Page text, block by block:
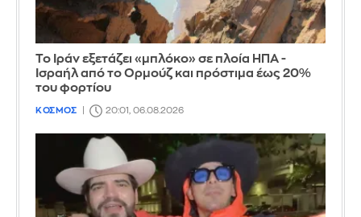
Το Ιράν εξετάζει «μπλόκο» σε πλοία ΗΠΑ -
Ισραήλ από το Ορμούζ και πρόστιμα έως 20%
του φορτίου
ΚΟΣΜΟΣ 20:01, 06.08.2026